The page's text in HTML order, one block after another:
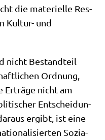
die mate­ri­el­le Res­
Kul­tur- und
nicht Bestand­teil
Ord­nung,
Erträ­ge nicht am
Ent­schei­dun­
ergibt, ist eine
Sozia­